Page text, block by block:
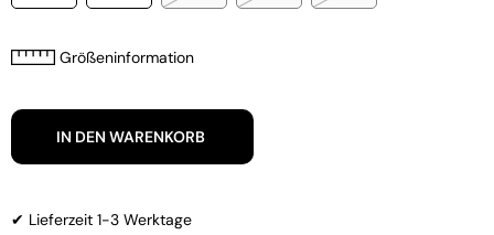
Größeninformation
IN DEN WARENKORB
✔ Lieferzeit 1-3 Werktage